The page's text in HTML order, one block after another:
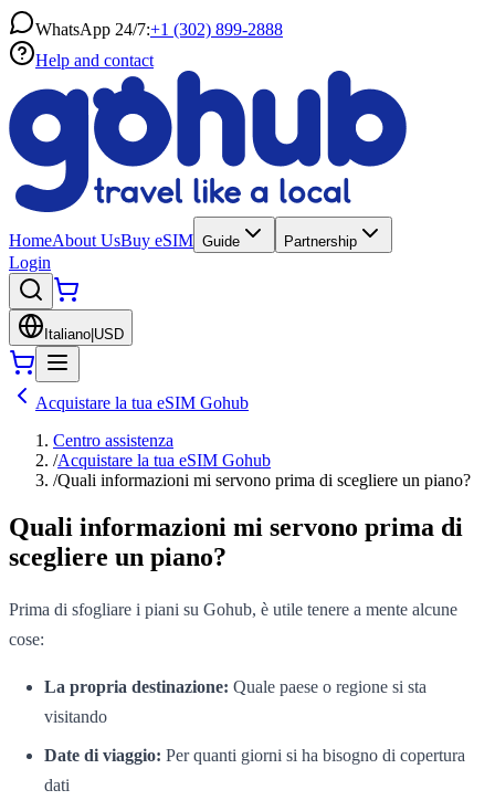
WhatsApp 24/7:+1 (302) 899-2888
Help and contact
HomeAbout UsBuy eSIM Guide Partnership
Login
Italiano USD
Acquistare la tua eSIM Gohub
Centro assistenza
/Acquistare la tua eSIM Gohub
/Quali informazioni mi servono prima di scegliere un piano?
Quali informazioni mi servono prima di
scegliere un piano?
Prima di sfogliare i piani su Gohub, è utile tenere a mente alcune
cose:
La propria destinazione: Quale paese o regione si sta
visitando
Date di viaggio: Per quanti giorni si ha bisogno di copertura
dati